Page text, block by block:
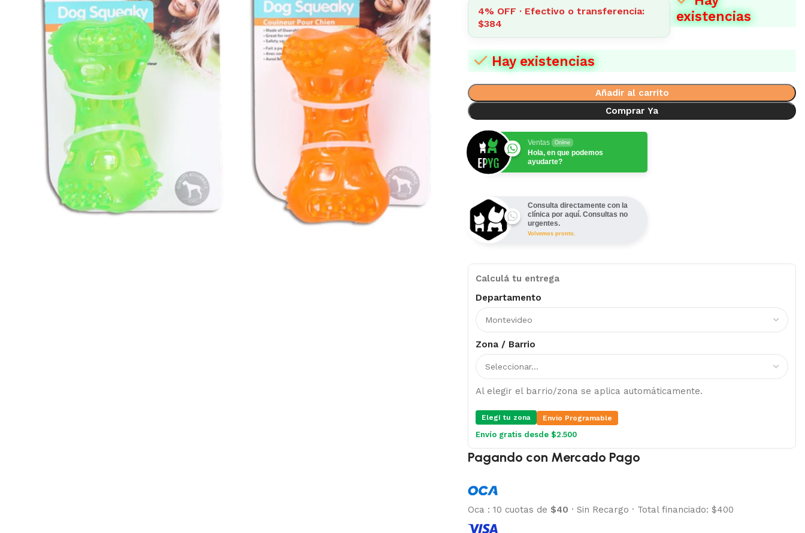
4% OFF · Efectivo o transferencia:
$384
existencias
Hay existencias
Añadir al carrito
Comprar Ya
Ventas Online
Hola, en que podemos
ayudarte?
Consulta directamente con la
clínica por aquí. Consultas no
urgentes.
Volvemos pronto.
Calculá tu entrega
Departamento
Zona / Barrio
Al elegir el barrio/zona se aplica automáticamente.
Elegí tu zona Envio Programable
Envío gratis desde $2.500
Pagando con Mercado Pago
Oca : 10 cuotas de $40 · Sin Recargo · Total financiado: $400